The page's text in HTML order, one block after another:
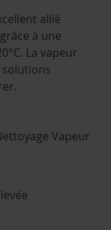
allié
à une
La vapeur
solutions
Vapeur